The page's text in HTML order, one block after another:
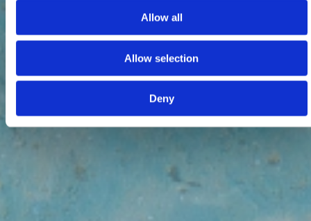
Allow all
Allow selection
Deny